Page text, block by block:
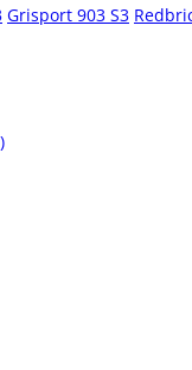
Grisport 903 S3